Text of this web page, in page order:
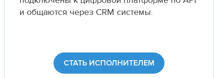
и общаются через CRM системы.
СТАТЬ ИСПОЛНИТЕЛЕМ